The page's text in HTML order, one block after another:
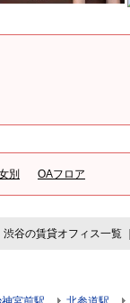
別 OAフロア
渋谷の賃貸オフィス一覧